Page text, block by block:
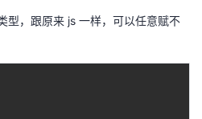
型，跟原来 js 一样，可以任意赋不